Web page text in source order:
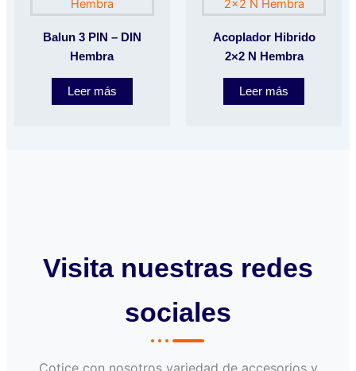
Balun 3 PIN – DIN
Hembra
Leer más
Acoplador Hibrido
2×2 N Hembra
Leer más
Visita nuestras redes
sociales
Cotice con nosotros variedad de accesorios y